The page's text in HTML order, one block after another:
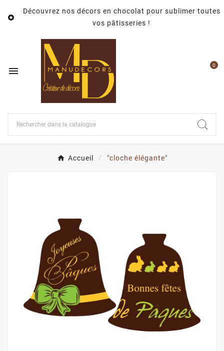

Découvrez nos décors en chocolat pour sublimer toutes
vos pâtisseries !
 0
Accueil "cloche élégante"